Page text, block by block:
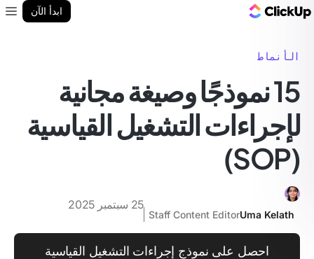
ابدأ الآن
الأنماط
15 نموذجًا وصيغة مجانية
لإجراءات التشغيل القياسية
(SOP)
Uma Kelath
Staff Content Editor
25 سبتمبر 2025
احصل على نموذج إجراءات التشغيل القياسية